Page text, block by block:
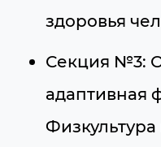
здоровья
Секция №3:
адаптивная